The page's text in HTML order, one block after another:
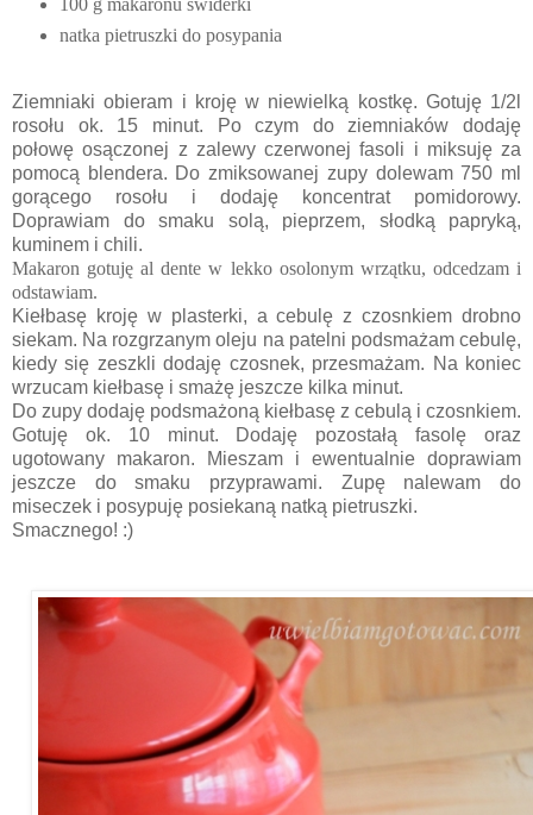
natka pietruszki do posypania
Ziemniaki obieram i kroję w niewielką kostkę. Gotuję 1/2l
rosołu ok. 15 minut. Po czym do ziemniaków dodaję
połowę osączonej z zalewy czerwonej fasoli i miksuję za
pomocą blendera. Do zmiksowanej zupy dolewam 750 ml
gorącego rosołu i dodaję koncentrat pomidorowy.
Doprawiam do smaku solą, pieprzem, słodką papryką,
kuminem i chili.
Makaron gotuję al dente w lekko osolonym wrzątku, odcedzam i
odstawiam.
Kiełbasę kroję w plasterki, a cebulę z czosnkiem drobno
siekam. Na rozgrzanym oleju na patelni podsmażam cebulę,
kiedy się zeszkli dodaję czosnek, przesmażam. Na koniec
wrzucam kiełbasę i smażę jeszcze kilka minut.
Do zupy dodaję podsmażoną kiełbasę z cebulą i czosnkiem.
Gotuję ok. 10 minut. Dodaję pozostałą fasolę oraz
ugotowany makaron. Mieszam i ewentualnie doprawiam
jeszcze do smaku przyprawami. Zupę nalewam do
miseczek i posypuję posiekaną natką pietruszki.
Smacznego! :)